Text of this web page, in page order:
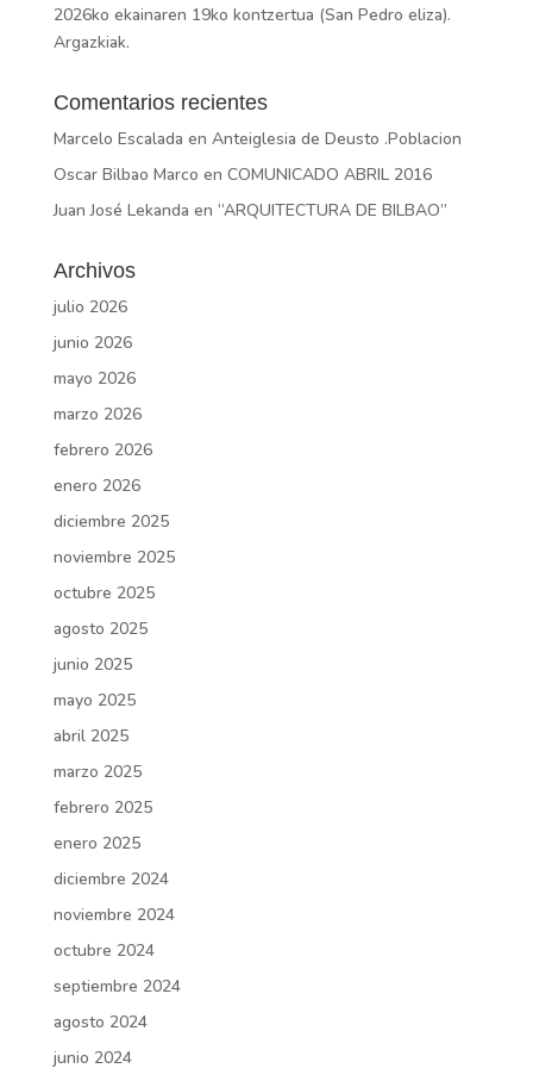
2026ko ekainaren 19ko kontzertua (San Pedro eliza).
Argazkiak.
Comentarios recientes
Marcelo Escalada en Anteiglesia de Deusto .Poblacion
Oscar Bilbao Marco en COMUNICADO ABRIL 2016
Juan José Lekanda en “ARQUITECTURA DE BILBAO”
Archivos
julio 2026
junio 2026
mayo 2026
marzo 2026
febrero 2026
enero 2026
diciembre 2025
noviembre 2025
octubre 2025
agosto 2025
junio 2025
mayo 2025
abril 2025
marzo 2025
febrero 2025
enero 2025
diciembre 2024
noviembre 2024
octubre 2024
septiembre 2024
agosto 2024
junio 2024